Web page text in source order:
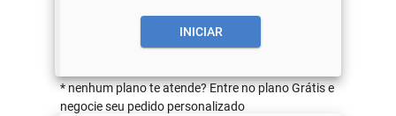
INICIAR
* nenhum plano te atende? Entre no plano Grátis e
negocie seu pedido personalizado